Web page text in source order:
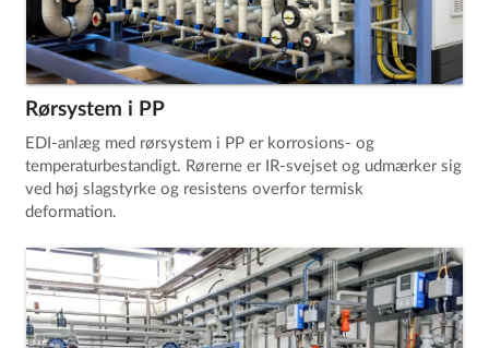
Rørsystem i PP
EDI-anlæg med rørsystem i PP er korrosions- og
temperaturbestandigt. Rørerne er IR-svejset og udmærker sig
ved høj slagstyrke og resistens overfor termisk
deformation.